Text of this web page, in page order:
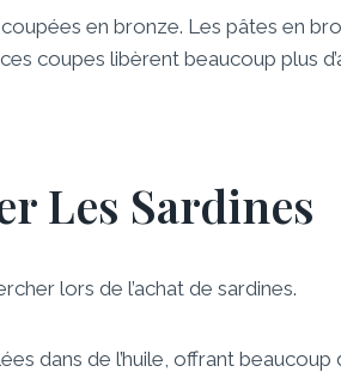
en bronze. Les pâtes en
coupes libèrent beaucoup plus
Les Sardines
lors de l’achat de sardines.
dans de l’huile, offrant beaucoup